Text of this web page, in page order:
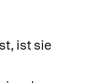
ist sie